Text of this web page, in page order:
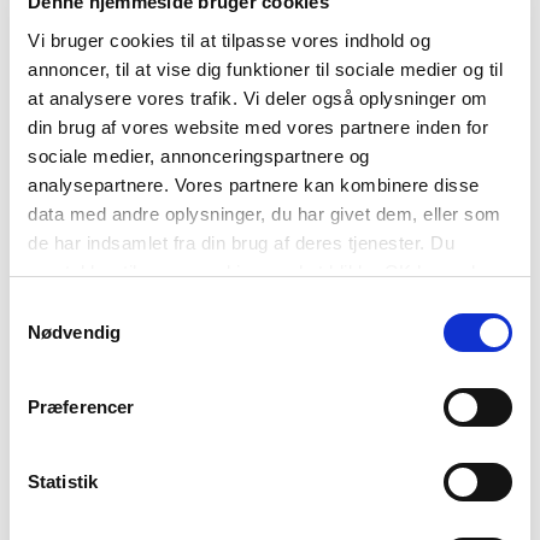
Vi bruger cookies til at tilpasse vores indhold og
annoncer, til at vise dig funktioner til sociale medier og til
at analysere vores trafik. Vi deler også oplysninger om
din brug af vores website med vores partnere inden for
sociale medier, annonceringspartnere og
analysepartnere. Vores partnere kan kombinere disse
data med andre oplysninger, du har givet dem, eller som
de har indsamlet fra din brug af deres tjenester. Du
samtykker til vores cookies, ved at klikke OK herunder.
Nødvendig
Præferencer
Statistik
TILMELD
Relateret indlæg